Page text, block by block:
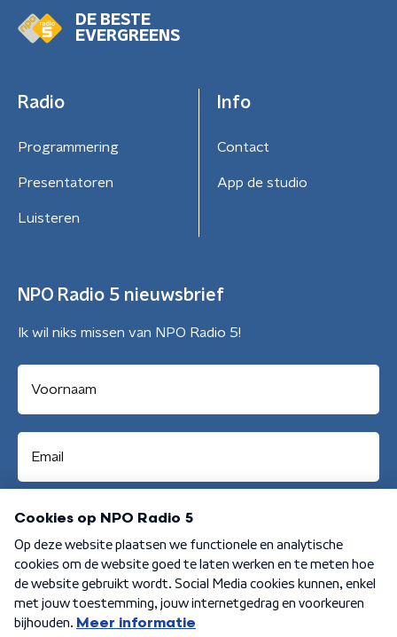
DE BESTE
EVERGREENS
Radio
Programmering
Presentatoren
Luisteren
Info
Contact
App de studio
NPO Radio 5 nieuwsbrief
Ik wil niks missen van NPO Radio 5!
Aanmelden
Algemene voorwaarden